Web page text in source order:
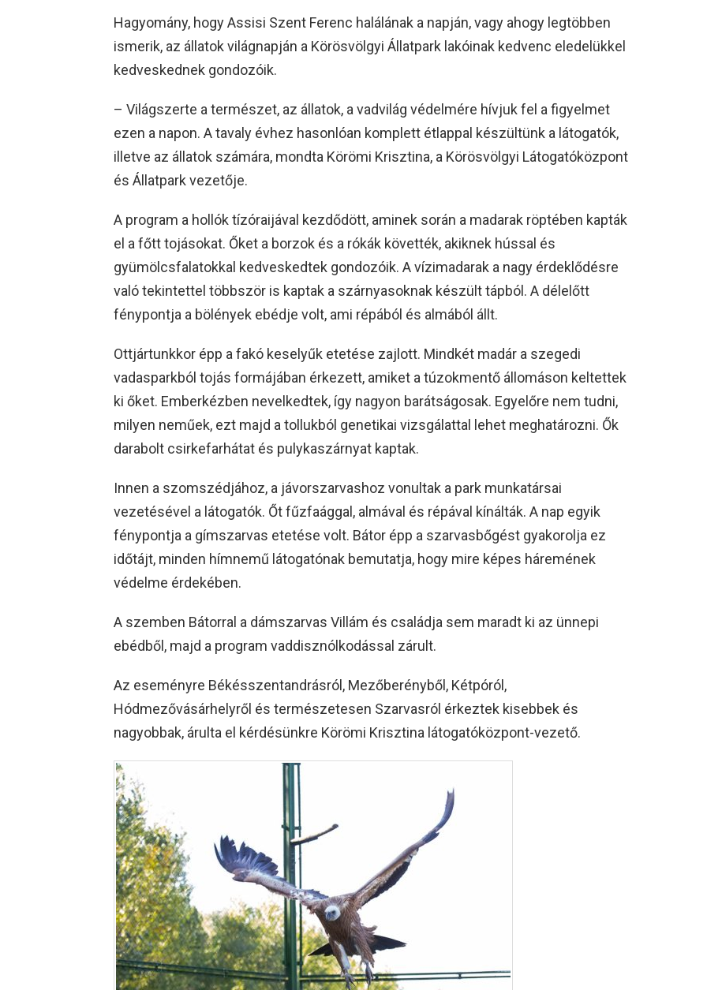
Hagyomány, hogy Assisi Szent Ferenc halálának a napján, vagy ahogy legtöbben
ismerik, az állatok világnapján a Körösvölgyi Állatpark lakóinak kedvenc eledelükkel
kedveskednek gondozóik.
– Világszerte a természet, az állatok, a vadvilág védelmére hívjuk fel a figyelmet
ezen a napon. A tavaly évhez hasonlóan komplett étlappal készültünk a látogatók,
illetve az állatok számára, mondta Körömi Krisztina, a Körösvölgyi Látogatóközpont
és Állatpark vezetője.
A program a hollók tízóraijával kezdődött, aminek során a madarak röptében kapták
el a főtt tojásokat. Őket a borzok és a rókák követték, akiknek hússal és
gyümölcsfalatokkal kedveskedtek gondozóik. A vízimadarak a nagy érdeklődésre
való tekintettel többször is kaptak a szárnyasoknak készült tápból. A délelőtt
fénypontja a bölények ebédje volt, ami répából és almából állt.
Ottjártunkkor épp a fakó keselyűk etetése zajlott. Mindkét madár a szegedi
vadasparkból tojás formájában érkezett, amiket a túzokmentő állomáson keltettek
ki őket. Emberkézben nevelkedtek, így nagyon barátságosak. Egyelőre nem tudni,
milyen neműek, ezt majd a tollukból genetikai vizsgálattal lehet meghatározni. Ők
darabolt csirkefarhátat és pulykaszárnyat kaptak.
Innen a szomszédjához, a jávorszarvashoz vonultak a park munkatársai
vezetésével a látogatók. Őt fűzfaággal, almával és répával kínálták. A nap egyik
fénypontja a gímszarvas etetése volt. Bátor épp a szarvasbőgést gyakorolja ez
időtájt, minden hímnemű látogatónak bemutatja, hogy mire képes háremének
védelme érdekében.
A szemben Bátorral a dámszarvas Villám és családja sem maradt ki az ünnepi
ebédből, majd a program vaddisznólkodással zárult.
Az eseményre Békésszentandrásról, Mezőberényből, Kétpóról,
Hódmezővásárhelyről és természetesen Szarvasról érkeztek kisebbek és
nagyobbak, árulta el kérdésünkre Körömi Krisztina látogatóközpont-vezető.